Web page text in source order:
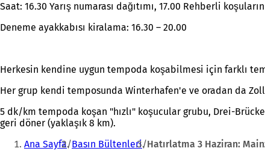
Saat: 16.30 Yarış numarası dağıtımı, 17.00 Rehberli
Deneme ayakkabısı kiralama: 16.30 – 20.00
Herkesin kendine uygun tempoda koşabilmesi için farklı
Her grup kendi temposunda Winterhafen'e ve oradan da
5 dk/km tempoda koşan "hızlı" koşucular grubu, Drei-
geri döner (yaklaşık 8 km).
Buradasınız:
Ana Sayfa Basın Bültenleri Hatırlatma 3 Haziran: